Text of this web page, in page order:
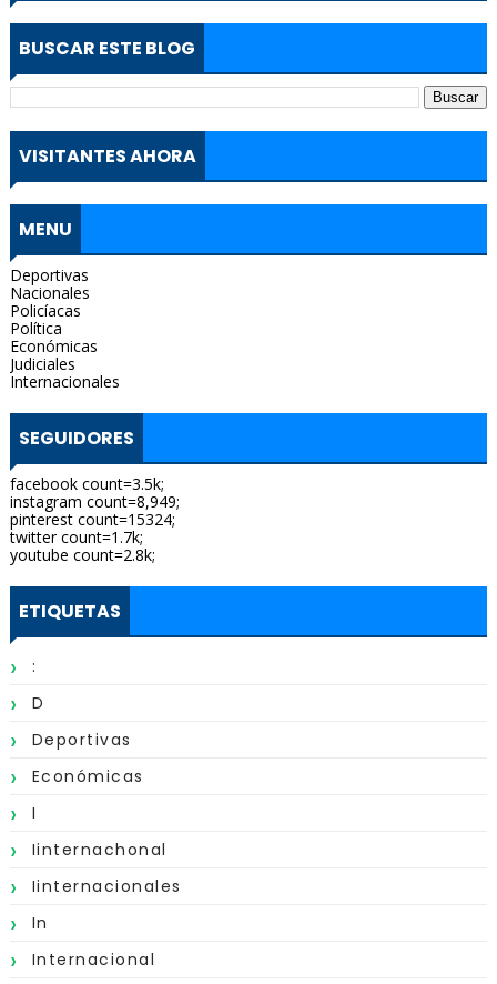
BUSCAR ESTE BLOG
VISITANTES AHORA
MENU
Deportivas
Nacionales
Policíacas
Política
Económicas
Judiciales
Internacionales
SEGUIDORES
facebook count=3.5k;
instagram count=8,949;
pinterest count=15324;
twitter count=1.7k;
youtube count=2.8k;
ETIQUETAS
:
D
Deportivas
Económicas
I
Iinternachonal
Iinternacionales
In
Internacional